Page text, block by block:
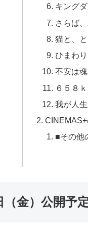
キング
さらば
猫と、
ひまわり
不安は
６５８
我が人
■その他
（金）公開予